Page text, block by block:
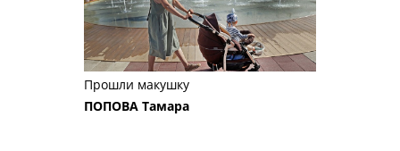
Прошли макушку
ПОПОВА Тамара